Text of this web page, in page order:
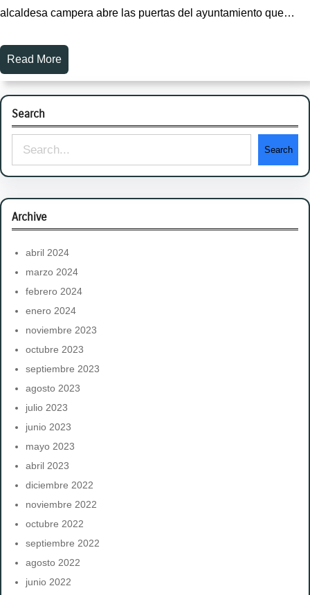
alcaldesa campera abre las puertas del ayuntamiento que…
Read More
Search
e
r
c
h
Search
Archive
abril 2024
marzo 2024
febrero 2024
enero 2024
noviembre 2023
octubre 2023
septiembre 2023
agosto 2023
julio 2023
junio 2023
mayo 2023
abril 2023
diciembre 2022
noviembre 2022
octubre 2022
septiembre 2022
agosto 2022
junio 2022